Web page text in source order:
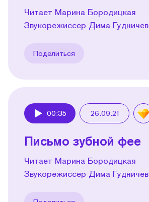
Читает Марина Бородицкая
Звукорежиссер Дима Гудничев
Поделиться
00:35 26.09.21
Письмо зубной фее
Читает Марина Бородицкая
Звукорежиссер Дима Гудничев